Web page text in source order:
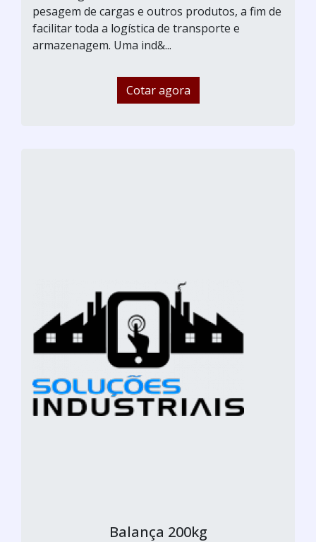
pesagem de cargas e outros produtos, a fim de
facilitar toda a logística de transporte e
armazenagem. Uma ind&...
Cotar agora
Balança 200kg